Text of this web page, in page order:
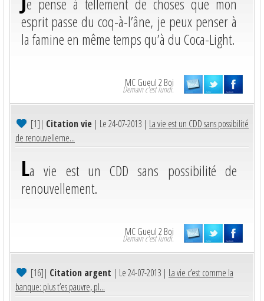
esprit passe du coq-à-l’âne, je peux penser à
la famine en même temps qu’à du Coca-Light.
MC Gueul 2 Boi
Demain c'est lundi.
[1]| Citation vie | Le 24-07-2013 | La vie est un CDD sans possibilité
de renouvelleme...
La vie est un CDD sans possibilité de
renouvellement.
MC Gueul 2 Boi
Demain c'est lundi.
[16]| Citation argent | Le 24-07-2013 | La vie c’est comme la
banque: plus t’es pauvre, pl...